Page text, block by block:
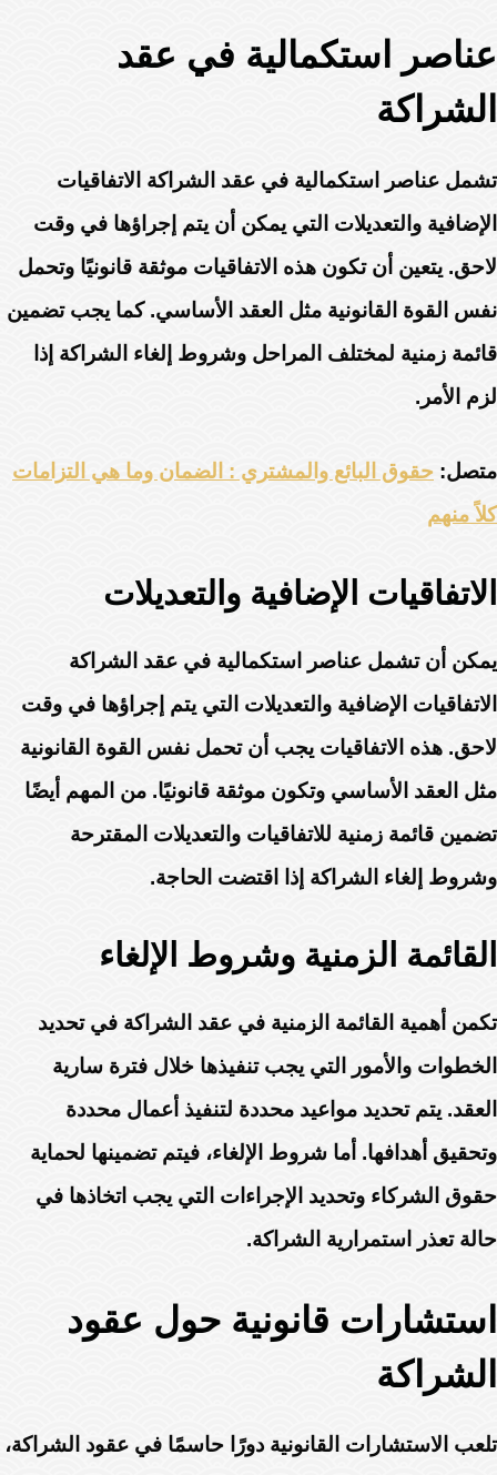
عناصر استكمالية في عقد
الشراكة
تشمل عناصر استكمالية في عقد الشراكة الاتفاقيات
الإضافية والتعديلات التي يمكن أن يتم إجراؤها في وقت
لاحق. يتعين أن تكون هذه الاتفاقيات موثقة قانونيًا وتحمل
نفس القوة القانونية مثل العقد الأساسي. كما يجب تضمين
قائمة زمنية لمختلف المراحل وشروط إلغاء الشراكة إذا
لزم الأمر.
متصل: حقوق البائع والمشتري : الضمان وما هي التزامات
كلاً منهم
الاتفاقيات الإضافية والتعديلات
يمكن أن تشمل عناصر استكمالية في عقد الشراكة
الاتفاقيات الإضافية والتعديلات التي يتم إجراؤها في وقت
لاحق. هذه الاتفاقيات يجب أن تحمل نفس القوة القانونية
مثل العقد الأساسي وتكون موثقة قانونيًا. من المهم أيضًا
تضمين قائمة زمنية للاتفاقيات والتعديلات المقترحة
وشروط إلغاء الشراكة إذا اقتضت الحاجة.
القائمة الزمنية وشروط الإلغاء
تكمن أهمية القائمة الزمنية في عقد الشراكة في تحديد
الخطوات والأمور التي يجب تنفيذها خلال فترة سارية
العقد. يتم تحديد مواعيد محددة لتنفيذ أعمال محددة
وتحقيق أهدافها. أما شروط الإلغاء، فيتم تضمينها لحماية
حقوق الشركاء وتحديد الإجراءات التي يجب اتخاذها في
حالة تعذر استمرارية الشراكة.
استشارات قانونية حول عقود
الشراكة
تلعب الاستشارات القانونية دورًا حاسمًا في عقود الشراكة،